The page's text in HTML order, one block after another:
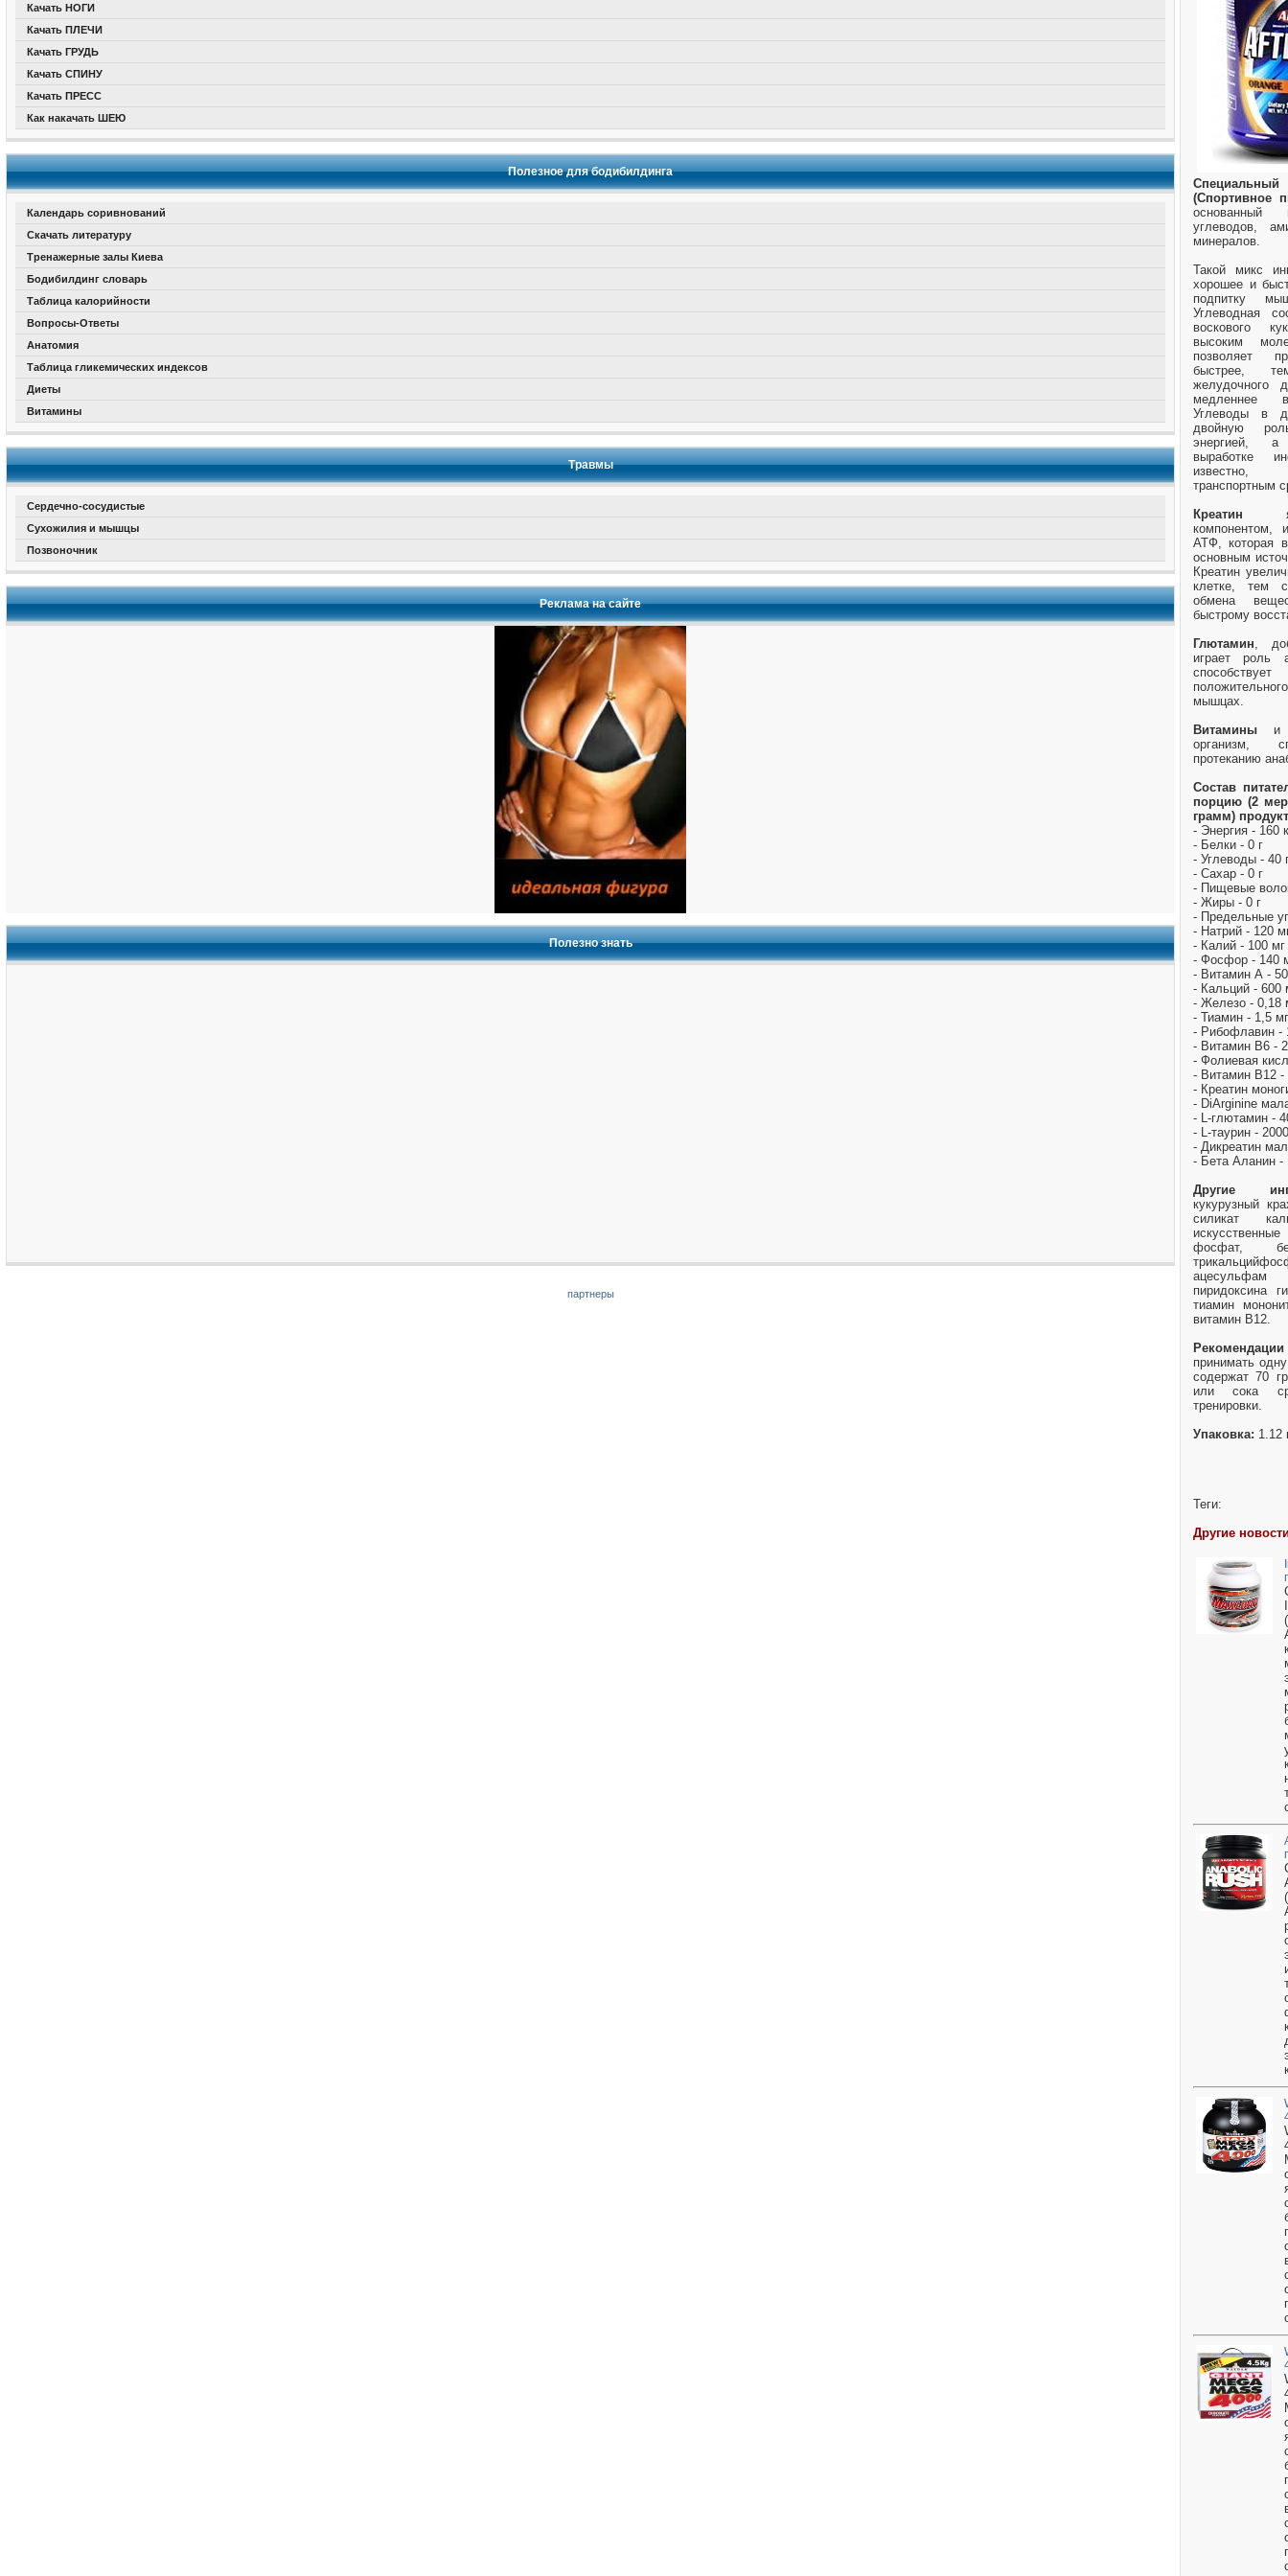
Качать НОГИ
Качать ПЛЕЧИ
Качать ГРУДЬ
Качать СПИНУ
Качать ПРЕСС
Как накачать ШЕЮ
Полезное для бодибилдинга
Календарь соривнований
Скачать литературу
Тренажерные залы Киева
Бодибилдинг словарь
Таблица калорийности
Вопросы-Ответы
Анатомия
Таблица гликемических индексов
Диеты
Витамины
Травмы
Сердечно-сосудистые
Сухожилия и мышцы
Позвоночник
Реклама на сайте
Полезно знать
партнеры
Специальный
(Спортивное
углеводов,
минералов.
Такой микс
хорошее и
подпитку
Углеводная
воскового
высоким
позволяет
быстрее,
желудочного
медленнее
Углеводы в
двойную
энергией, а
выработке
известно,
транспортным
Креатин
компонентом,
АТФ, которая
основным
Креатин
клетке, тем
обмена
быстрому
Глютамин,
играет роль
мышцах.
Витамины
организм,
протеканию
Состав
порцию (2
грамм)
- Энергия - 160
- Белки - 0 г
- Углеводы - 40
- Сахар - 0 г
- Пищевые
- Жиры - 0 г
- Предельные
- Натрий - 120
- Калий - 100 мг
- Фосфор - 140
- Витамин А -
- Кальций - 600
- Железо - 0,18
- Тиамин - 1,5 мг
- Рибофлавин -
- Витамин B6 -
- Фолиевая
- Витамин B12 -
- Креатин
- DiArginine
- L-глютамин -
- L-таурин -
- Дикреатин
- Бета Аланин -
Другие
кукурузный
силикат
фосфат,
пиридоксина
тиамин
витамин В12.
принимать
содержат 70
или сока
тренировки.
Упаковка: 1.12
Теги:
Другие